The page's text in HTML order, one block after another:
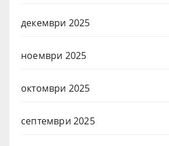
декември 2025
ноември 2025
октомври 2025
септември 2025